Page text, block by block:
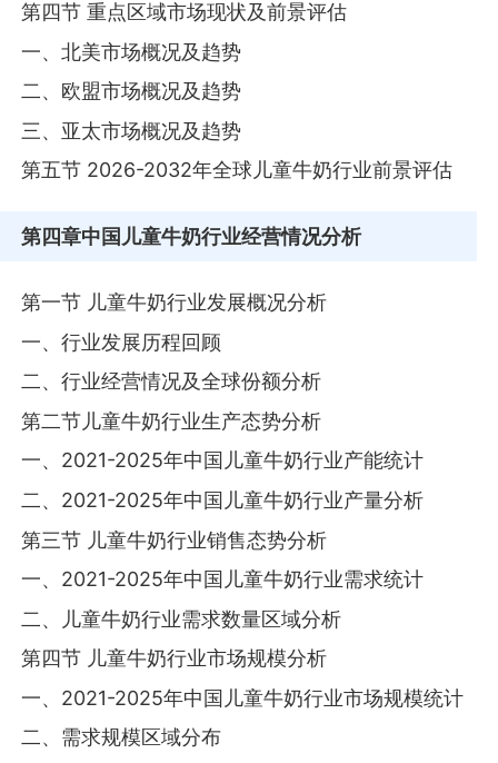
第四节 重点区域市场现状及前景评估
一、北美市场概况及趋势
二、欧盟市场概况及趋势
三、亚太市场概况及趋势
第五节 2026-2032年全球儿童牛奶行业前景评估
第四章中国儿童牛奶行业经营情况分析
第一节 儿童牛奶行业发展概况分析
一、行业发展历程回顾
二、行业经营情况及全球份额分析
第二节儿童牛奶行业生产态势分析
一、2021-2025年中国儿童牛奶行业产能统计
二、2021-2025年中国儿童牛奶行业产量分析
第三节 儿童牛奶行业销售态势分析
一、2021-2025年中国儿童牛奶行业需求统计
二、儿童牛奶行业需求数量区域分析
第四节 儿童牛奶行业市场规模分析
一、2021-2025年中国儿童牛奶行业市场规模统计
二、需求规模区域分布